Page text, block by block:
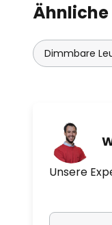
Dimmbare
Unsere